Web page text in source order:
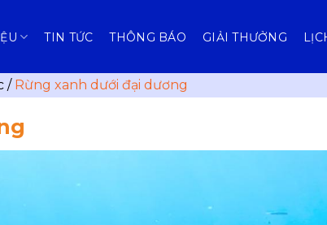
TIN TỨC THÔNG BÁO GIẢI THƯỞNG
/ Rừng xanh dưới đại dương